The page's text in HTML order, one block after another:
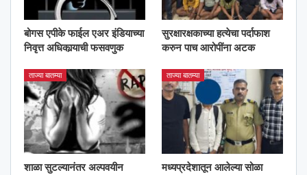
बोगस एपीके फाईल एअर इंडियाच्या
निवृत्त अधिकार्‍याची फसवणुक
सुरक्षारक्षकाच्या हत्येचा पर्दाफाश
करुन पाच आरोपींना अटक
ताज्या बातम्या
शाळा सुटल्यानंतर अल्पवयीन
ताज्या बातम्या
मध्यप्रदेशातून आलेल्या सोळा